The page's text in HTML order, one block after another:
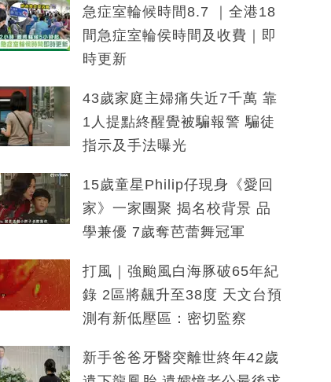
急症室輪候時間8.7 ｜全港18
間急症室輪侯時間及收費｜即
時更新
43歲家庭主婦痛失近7千萬 靠
1人提點終醒覺被騙報警 騙徒
指示及手法曝光
15歲童星Philip仔現身《愛回
家》一家團聚 揭名校背景 品
學兼優 7歲奪芭蕾舞冠軍
打風｜強颱風白海豚破65年紀
錄 2區將飆升至38度 天文台預
測有新低壓區：密切監察
新手爸爸牙醫突離世終年42歲